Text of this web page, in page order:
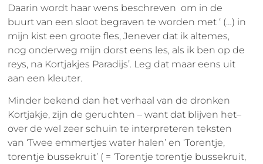
Daarin wordt haar wens beschreven om in de
buurt van een sloot begraven te worden met ‘ (…) in
mijn kist een groote fles, Jenever dat ik altemes,
nog onderweg mijn dorst eens les, als ik ben op de
reys, na Kortjakjes Paradijs’. Leg dat maar eens uit
aan een kleuter.
Minder bekend dan het verhaal van de dronken
Kortjakje, zijn de geruchten – want dat blijven het–
over de wel zeer schuin te interpreteren teksten
van ‘Twee emmertjes water halen’ en ‘Torentje,
torentje bussekruit’ ( = ‘Torentje torentje bussekruit,